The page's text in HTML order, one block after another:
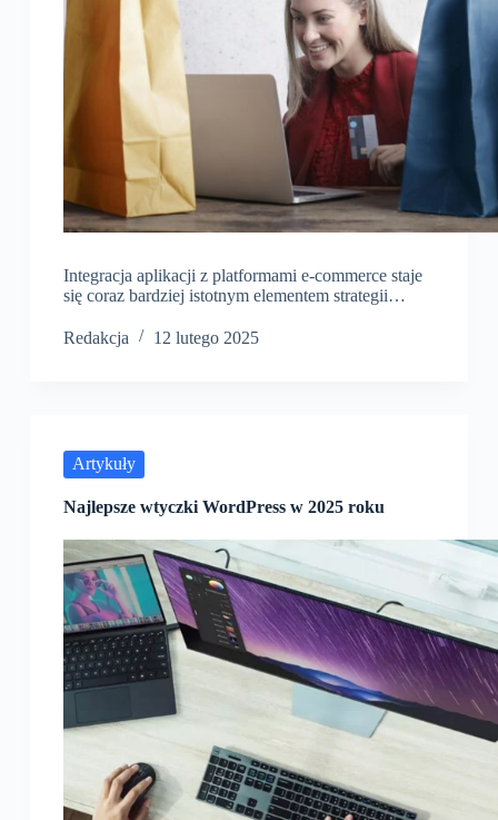
Integracja aplikacji z platformami e-commerce staje
się coraz bardziej istotnym elementem strategii…
Redakcja 12 lutego 2025
Artykuły
Najlepsze wtyczki WordPress w 2025 roku